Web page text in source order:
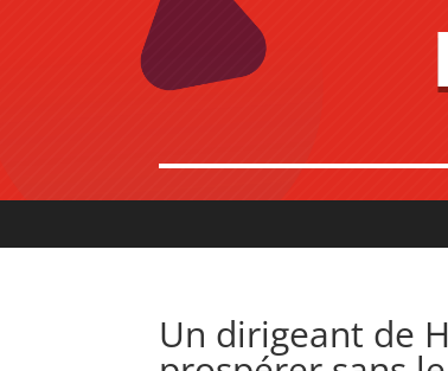
Un dirigeant de